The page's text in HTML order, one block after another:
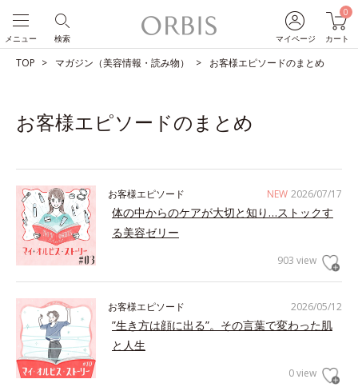
マイページ
0
カート
検索
メニュー
TOP マガジン（美容情報・読み物） お客様エピソードのまとめ
お客様エピソードのまとめ
NEW 2026/07/17
お客様エピソード
体の中からのケアが大切と知り…ストックす
る美容ゼリー
903 view
2026/05/12
お客様エピソード
”生き方は顔に出る”。その言葉で変わった肌
と人生
0 view